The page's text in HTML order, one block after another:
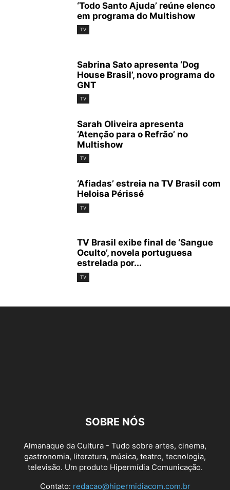
‘Todo Santo Ajuda’ reúne elenco
em programa do Multishow
TV
Sabrina Sato apresenta ‘Dog
House Brasil’, novo programa do
GNT
TV
Sarah Oliveira apresenta
‘Atenção para o Refrão’ no
Multishow
TV
‘Afiadas’ estreia na TV Brasil com
Heloisa Périssé
TV
TV Brasil exibe final de ‘Sangue
Oculto’, novela portuguesa
estrelada por...
TV
SOBRE NÓS
Almanaque da Cultura - Tudo sobre artes, cinema,
gastronomia, literatura, música, teatro, tecnologia,
televisão. Um produto Hipermídia Comunicação.
Contato: redacao@hipermidiacom.com.br